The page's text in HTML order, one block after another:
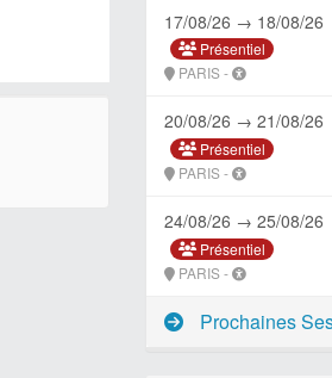
17/08/26 → 18/08/26
Présentiel
PARIS -
20/08/26 → 21/08/26
Présentiel
PARIS -
24/08/26 → 25/08/26
Présentiel
PARIS -
Prochaines